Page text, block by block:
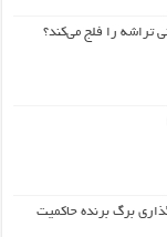
تراشه را فلج می‌کند؟
برگ برنده حاکمیت